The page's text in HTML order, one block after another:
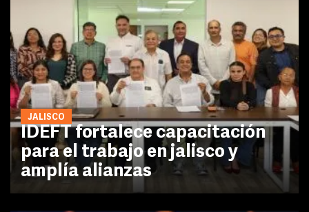
JALISCO
IDEFT fortalece capacitación
para el trabajo en jalisco y
amplía alianzas